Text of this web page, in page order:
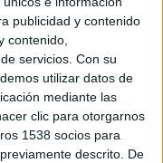
publicidad y contenido
contenido,
servicios. Con su
utilizar datos de
mediante las
clic para otorgarnos
1538 socios para
descrito. De
durante
los formatos
mupis,
la mejor
for Speed
2009, Shaun